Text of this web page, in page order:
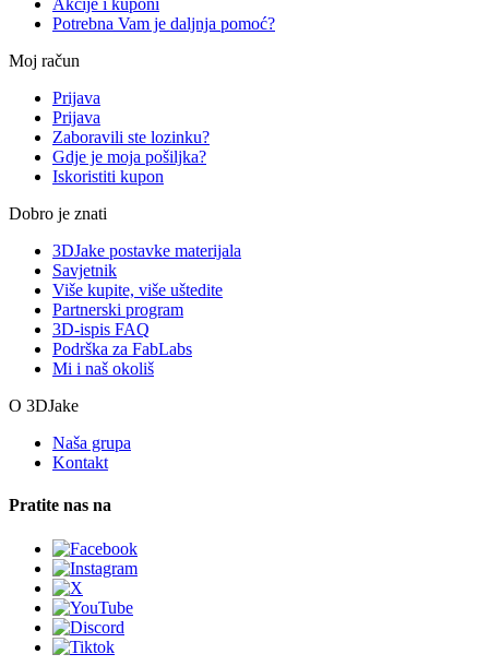
Akcije i kuponi
Potrebna Vam je daljnja pomoć?
Moj račun
Prijava
Prijava
Zaboravili ste lozinku?
Gdje je moja pošiljka?
Iskoristiti kupon
Dobro je znati
3DJake postavke materijala
Savjetnik
Više kupite, više uštedite
Partnerski program
3D-ispis FAQ
Podrška za FabLabs
Mi i naš okoliš
O 3DJake
Naša grupa
Kontakt
Pratite nas na